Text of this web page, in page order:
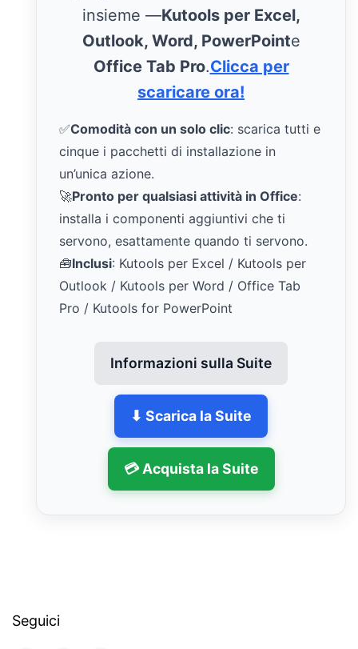
insieme —Kutools per Excel,
Outlook, Word, PowerPointe
Office Tab Pro.Clicca per
scaricare ora!
✅Comodità con un solo clic: scarica tutti e
cinque i pacchetti di installazione in
un’unica azione.
🚀Pronto per qualsiasi attività in Office:
installa i componenti aggiuntivi che ti
servono, esattamente quando ti servono.
🧰Inclusi: Kutools per Excel / Kutools per
Outlook / Kutools per Word / Office Tab
Pro / Kutools for PowerPoint
Informazioni sulla Suite
⬇ Scarica la Suite
💳 Acquista la Suite
Seguici